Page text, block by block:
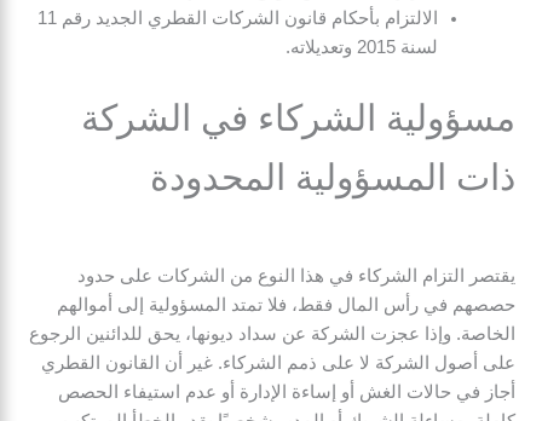
الالتزام بأحكام قانون الشركات القطري الجديد رقم 11
لسنة 2015 وتعديلاته.
مسؤولية الشركاء في الشركة
ذات المسؤولية المحدودة
يقتصر التزام الشركاء في هذا النوع من الشركات على حدود
حصصهم في رأس المال فقط، فلا تمتد المسؤولية إلى أموالهم
الخاصة. وإذا عجزت الشركة عن سداد ديونها، يحق للدائنين الرجوع
على أصول الشركة لا على ذمم الشركاء. غير أن القانون القطري
أجاز في حالات الغش أو إساءة الإدارة أو عدم استيفاء الحصص